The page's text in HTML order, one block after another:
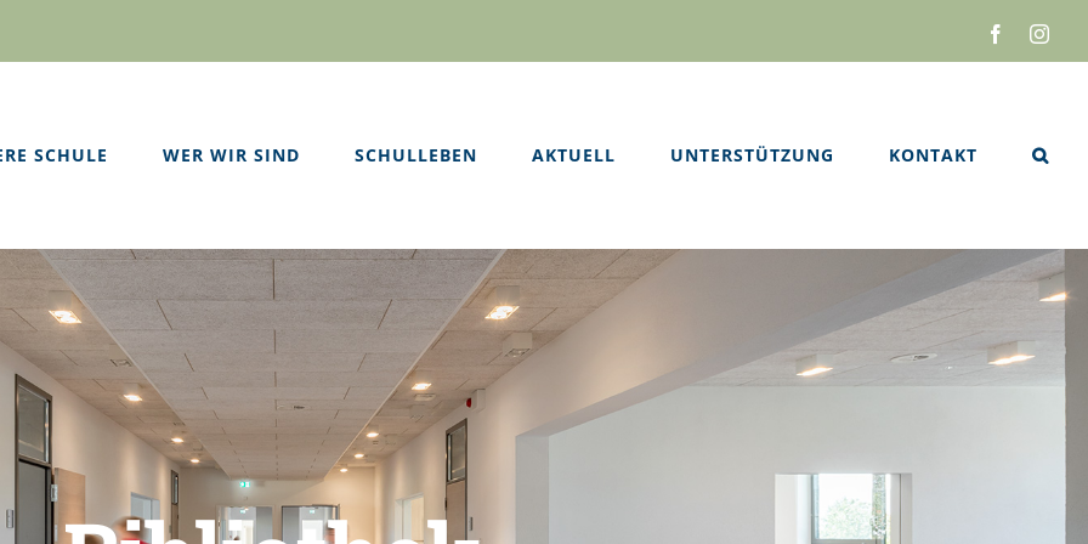
Facebook
SCHULE WER WIR SIND SCHULLEBEN AKTUELL UNTERSTÜTZUNG KONTAKT